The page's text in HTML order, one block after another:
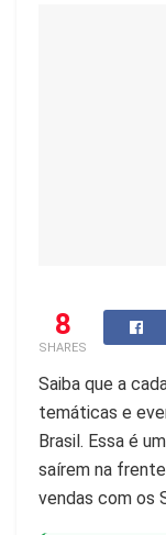
8
SHARES
Saiba que a
temáticas e
Brasil. Essa é
saírem na
vendas com os